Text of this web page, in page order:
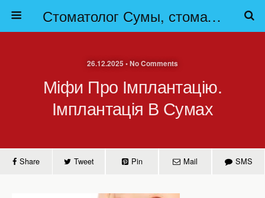
Стоматолог Сумы, стоматологические клиники Сумы, детская стоматология в Сумах. | Частная стоматология Сумы
26.12.2025 • No Comments
Міфи Про Імплантацію.
Імплантація В Сумах
Share Tweet Pin Mail SMS